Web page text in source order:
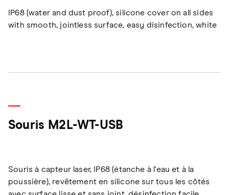
IP68 (water and dust proof), silicone cover on all sides
with smooth, jointless surface, easy disinfection, white
Souris M2L-WT-USB
Souris à capteur laser, IP68 (étanche à l'eau et à la
poussière), revêtement en silicone sur tous les côtés